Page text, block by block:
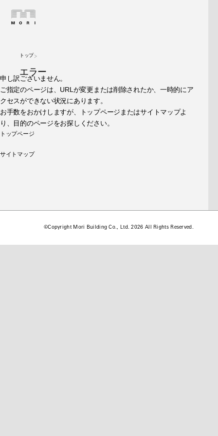
トップ
エラー
申し訳ございません。
ご指定のページは、URLが変更または削除されたか、一時的にア
クセスができない状況にあります。
お手数をおかけしますが、トップページまたはサイトマップよ
り、目的のページをお探しください。
トップページ
サイトマップ
©Copyright Mori Building Co., Ltd. 2026 All Rights Reserved.